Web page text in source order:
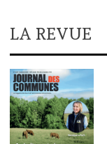
LA REVUE